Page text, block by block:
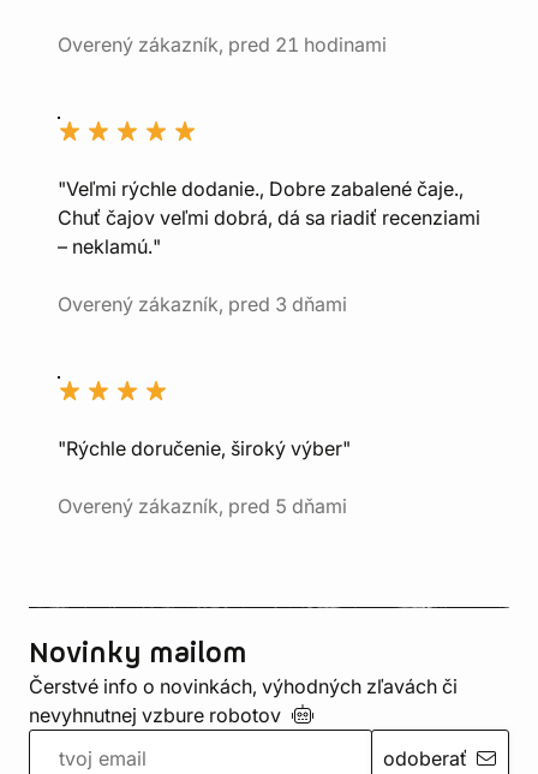
Overený zákazník, pred 21 hodinami
"Veľmi rýchle dodanie., Dobre zabalené čaje.,
Chuť čajov veľmi dobrá, dá sa riadiť recenziami
– neklamú."
Overený zákazník, pred 3 dňami
"Rýchle doručenie, široký výber"
Overený zákazník, pred 5 dňami
Novinky mailom
Čerstvé info o novinkách, výhodných zľavách či
nevyhnutnej vzbure robotov
odoberať